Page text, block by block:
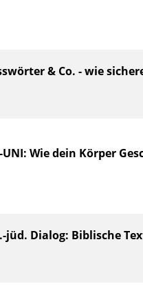
& Co. - wie
UNI: Wie dein Körper
jüd. Dialog: Biblische